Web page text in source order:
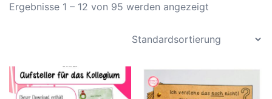
Ergebnisse 1 – 12 von 95 werden angezeigt